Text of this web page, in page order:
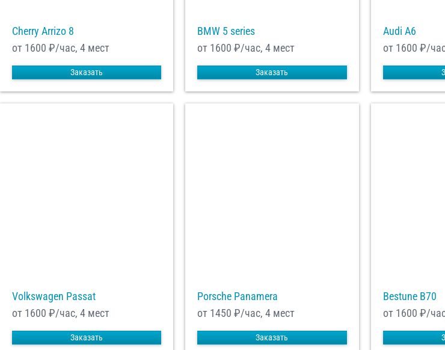
Cherry Arrizo 8
от 1600 ₽/час, 4 мест
Заказать
BMW 5 series
от 1600 ₽/час, 4 мест
Заказать
Audi A6
от 1600 ₽/
Volkswagen Passat
от 1600 ₽/час, 4 мест
Заказать
Porsche Panamera
от 1450 ₽/час, 4 мест
Заказать
Bestune B70
от 1600 ₽/